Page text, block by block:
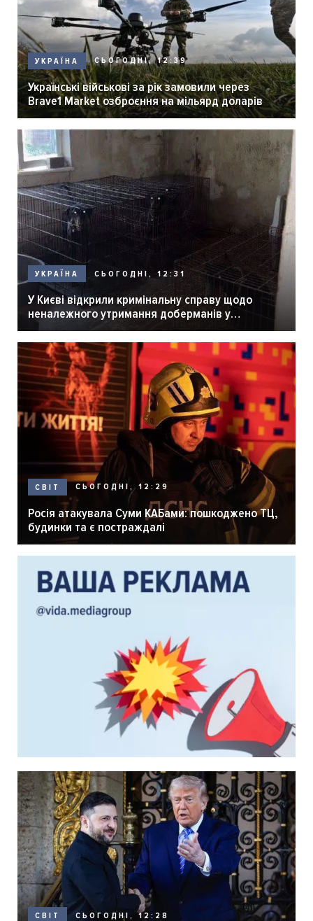
УКРАЇНА СЬОГОДНІ, 12:39
Українські військові за рік замовили через
Brave1 Market озброєння на мільярд доларів
УКРАЇНА СЬОГОДНІ, 12:31
У Києві відкрили кримінальну справу щодо
неналежного утримання доберманів у
розпліднику
СВІТ СЬОГОДНІ, 12:29
Росія атакувала Суми КАБами: пошкоджено ТЦ,
будинки та є постраждалі
СВІТ СЬОГОДНІ, 12:28